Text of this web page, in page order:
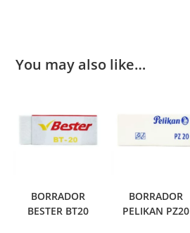
You may also like…
BORRADOR
BESTER BT20
BORRADOR
PELIKAN PZ20